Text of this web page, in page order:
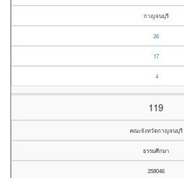
กาญจนบุรี
26
17
4
119
คณะจังหวัดกาญจนบุรี
ธรรมศึกษา
258046